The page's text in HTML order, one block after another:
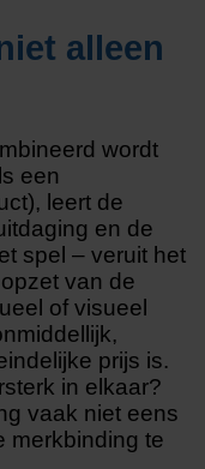
alleen
wordt
een
leert de
en de
spel – veruit het
van de
of visueel
prijs is.
in elkaar?
vaak niet eens
merkbinding te